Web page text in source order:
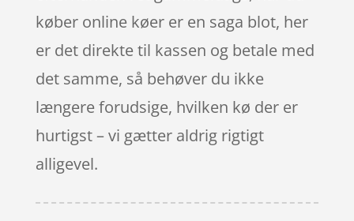
køber online køer er en saga blot, her
er det direkte til kassen og betale med
det samme, så behøver du ikke
længere forudsige, hvilken kø der er
hurtigst – vi gætter aldrig rigtigt
alligevel.